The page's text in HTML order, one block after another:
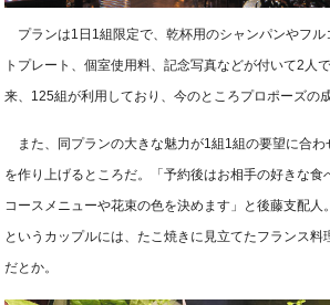
プランは1日1組限定で、乾杯用のシャンパンやフル
トプレート、個室使用料、記念写真などが付いて2人
来、125組が利用しており、今のところプロポーズの
また、同プランの大きな魅力が1組1組の要望に合わ
を作り上げるところだ。「予約後はお相手の好きな食
コースメニューや花束の色を決めます」と後藤支配人
というカップルには、たこ焼きに見立てたフランス
だとか。